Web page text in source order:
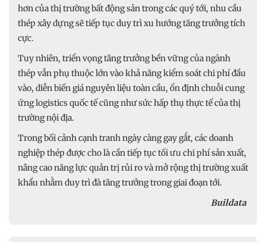
hơn của thị trường bất động sản trong các quý tới, nhu cầu
thép xây dựng sẽ tiếp tục duy trì xu hướng tăng trưởng tích
cực.
Tuy nhiên, triển vọng tăng trưởng bền vững của ngành
thép vẫn phụ thuộc lớn vào khả năng kiểm soát chi phí đầu
vào, diễn biến giá nguyên liệu toàn cầu, ổn định chuỗi cung
ứng logistics quốc tế cũng như sức hấp thụ thực tế của thị
trường nội địa.
Trong bối cảnh cạnh tranh ngày càng gay gắt, các doanh
nghiệp thép được cho là cần tiếp tục tối ưu chi phí sản xuất,
nâng cao năng lực quản trị rủi ro và mở rộng thị trường xuất
khẩu nhằm duy trì đà tăng trưởng trong giai đoạn tới.
Buildata